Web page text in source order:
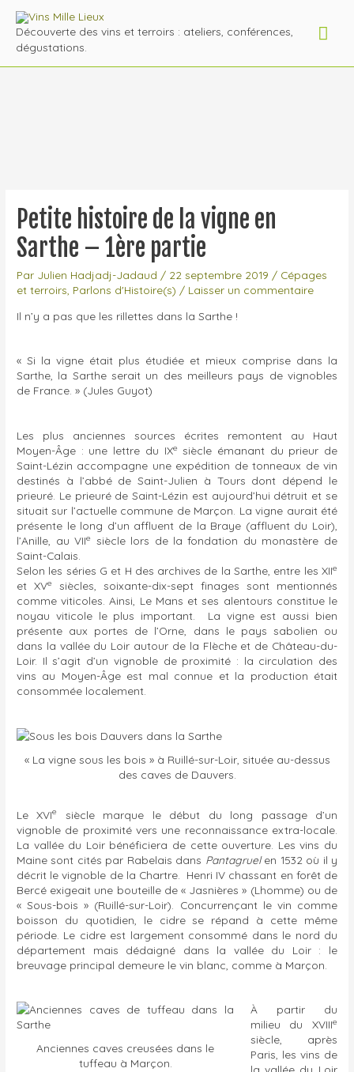
Découverte des vins et terroirs : ateliers, conférences,
dégustations.
Petite histoire de la vigne en
Sarthe – 1ère partie
Par Julien Hadjadj-Jadaud / 22 septembre 2019 / Cépages
et terroirs Parlons d'Histoire(s) / Laisser un commentaire
Il n’y a pas que les rillettes dans la Sarthe !
« Si la vigne était plus étudiée et mieux comprise dans la
Sarthe, la Sarthe serait un des meilleurs pays de vignobles
de France. » (Jules Guyot)
Les plus anciennes sources écrites remontent au Haut
Moyen-Âge : une lettre du IXe siècle émanant du prieur de
Saint-Lézin accompagne une expédition de tonneaux de vin
destinés à l’abbé de Saint-Julien à Tours dont dépend le
prieuré. Le prieuré de Saint-Lézin est aujourd’hui détruit et se
situait sur l’actuelle commune de Marçon. La vigne aurait été
présente le long d’un affluent de la Braye (affluent du Loir),
l’Anille, au VIIe
siècle lors de la fondation du monastère de
Saint-Calais.
Selon les séries G et H des archives de la Sarthe, entre les XIIe
et XVe
siècles, soixante-dix-sept finages sont mentionnés
comme viticoles. Ainsi, Le Mans et ses alentours constitue le
noyau viticole le plus important. La vigne est aussi bien
présente aux portes de l’Orne, dans le pays sabolien ou
dans la vallée du Loir autour de la Flèche et de Château-du-
Loir. Il s’agit d’un vignoble de proximité : la circulation des
vins au Moyen-Âge est mal connue et la production était
consommée localement.
« La vigne sous les bois » à Ruillé-sur-Loir, située au-dessus
des caves de Dauvers.
Le XVIe
siècle marque le début du long passage d’un
vignoble de proximité vers une reconnaissance extra-locale.
La vallée du Loir bénéficiera de cette ouverture. Les vins du
Maine sont cités par Rabelais dans Pantagruelen 1532 où il y
décrit le vignoble de la Chartre. Henri IV chassant en forêt de
Bercé exigeait une bouteille de « Jasnières » (Lhomme) ou de
« Sous-bois » (Ruillé-sur-Loir). Concurrençant le vin comme
boisson du quotidien, le cidre se répand à cette même
période. Le cidre est largement consommé dans le nord du
département mais dédaigné dans la vallée du Loir : le
breuvage principal demeure le vin blanc, comme à Marçon.
Anciennes caves creusées dans le
tuffeau à Marçon.
À partir du
milieu du XVIIIe
siècle, après
Paris, les vins de